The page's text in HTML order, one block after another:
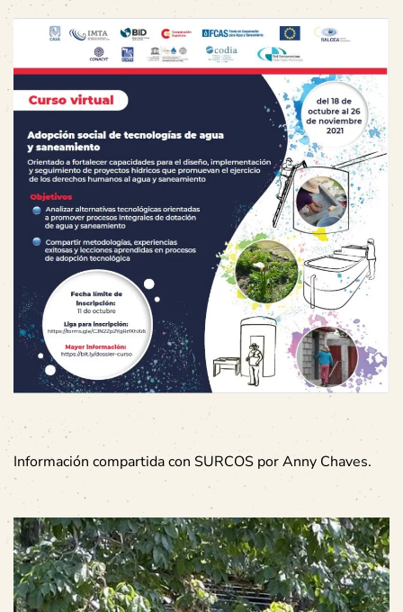
Información compartida con SURCOS por Anny Chaves.